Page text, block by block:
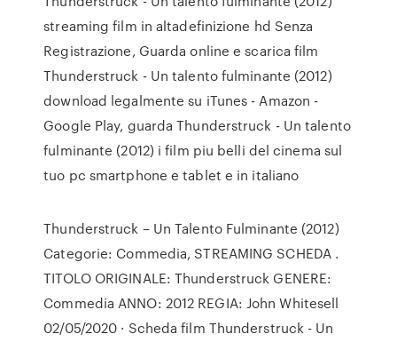
streaming film in altadefinizione hd Senza
Registrazione, Guarda online e scarica film
Thunderstruck - Un talento fulminante (2012)
download legalmente su iTunes - Amazon -
Google Play, guarda Thunderstruck - Un talento
fulminante (2012) i film piu belli del cinema sul
tuo pc smartphone e tablet e in italiano
Thunderstruck – Un Talento Fulminante (2012)
Categorie: Commedia, STREAMING SCHEDA .
TITOLO ORIGINALE: Thunderstruck GENERE:
Commedia ANNO: 2012 REGIA: John Whitesell
02/05/2020 · Scheda film Thunderstruck - Un